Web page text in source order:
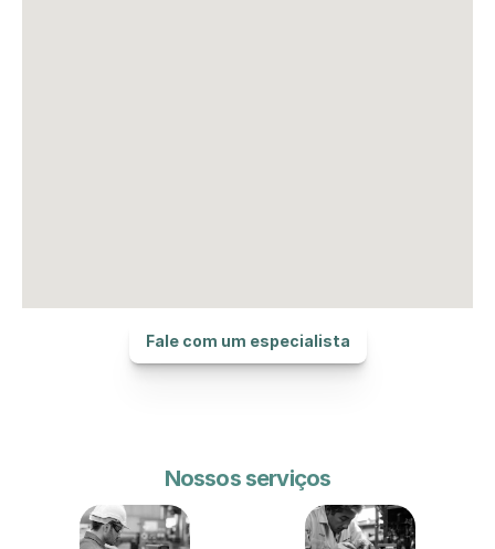
Fale com um especialista
Nossos serviços